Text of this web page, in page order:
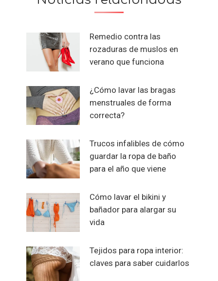
Remedio contra las
rozaduras de muslos en
verano que funciona
¿Cómo lavar las bragas
menstruales de forma
correcta?
Trucos infalibles de cómo
guardar la ropa de baño
para el año que viene
Cómo lavar el bikini y
bañador para alargar su
vida
Tejidos para ropa interior:
claves para saber cuidarlos